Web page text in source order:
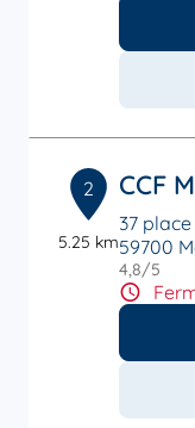
2
5.25 km
CCF
37
59700
4,8/5